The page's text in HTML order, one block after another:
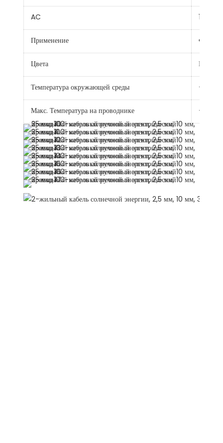
AC 1.0/
Применение
Цвета
Температура окружающей среды -40℃
Макс. Температура на проводнике +120 ℃